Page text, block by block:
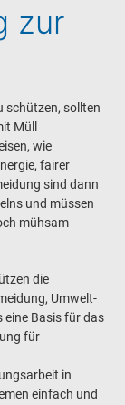
zur
schützen, sollten
Müll
wie
fairer
sind dann
und müssen
mühsam
die
Umwelt-
eine Basis für das
für
in
einfach und